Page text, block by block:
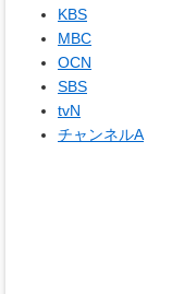
KBS
MBC
OCN
SBS
tvN
チャンネルA